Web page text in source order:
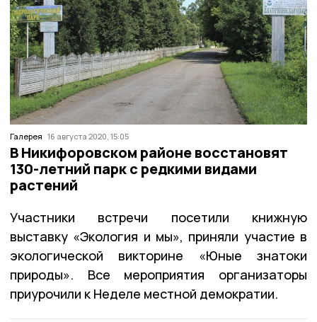
Галерея 16 августа 2020, 15:05
В Никифоровском районе восстановят
130-летний парк с редкими видами
растений
Участники встречи посетили книжную
выставку «Экология и мы», приняли участие в
экологической викторине «Юные знатоки
природы». Все мероприятия организаторы
приурочили к Неделе местной демократии.